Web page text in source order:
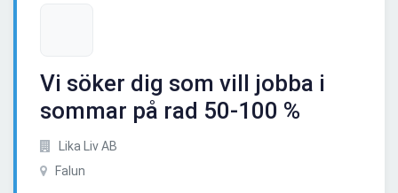
Vi söker dig som vill jobba i
sommar på rad 50-100 %
Lika Liv AB
Falun